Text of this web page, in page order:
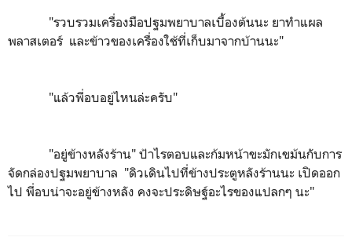
"รวบรวมเครื่องมือปฐมพยาบาลเบื้องต้นนะ ยาทำแผล
พลาสเตอร์ และข้าวของเครื่องใช้ที่เก็บมาจากบ้านนะ"
"แล้วพี่อบอยู่ไหนล่ะครับ"
"อยู่ข้างหลังร้าน" ป้าไรตอบและก้มหน้าขะมักเขม้นกับการ
จัดกล่องปฐมพยาบาล "ดิวเดินไปที่ข้างประตูหลังร้านนะ เปิดออก
ไป พี่อบน่าจะอยู่ข้างหลัง คงจะประดิษฐ์อะไรของแปลกๆ นะ"